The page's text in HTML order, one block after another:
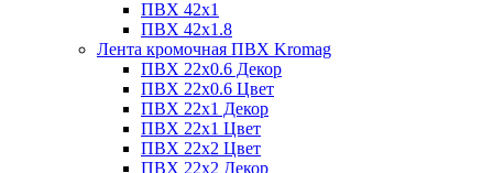
ПВХ 42х1
ПВХ 42х1.8
Лента кромочная ПВХ Kromag
ПВХ 22x0.6 Декор
ПВХ 22x0.6 Цвет
ПВХ 22x1 Декор
ПВХ 22x1 Цвет
ПВХ 22x2 Цвет
ПВХ 22x2 Декор